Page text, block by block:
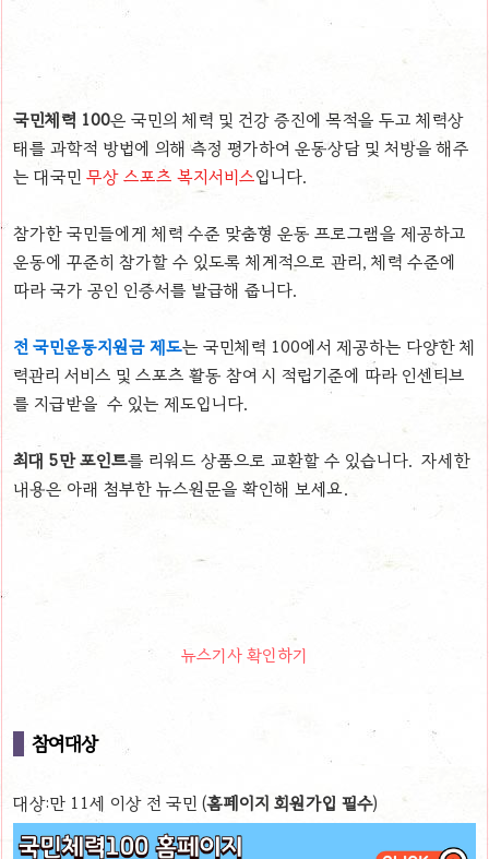
국민체력 100은 국민의 체력 및 건강 증진에 목적을 두고 체력상
태를 과학적 방법에 의해 측정 평가하여 운동상담 및 처방을 해주
는 대국민 무상 스포츠 복지서비스입니다.
참가한 국민들에게 체력 수준 맞춤형 운동 프로그램을 제공하고
운동에 꾸준히 참가할 수 있도록 체계적으로 관리, 체력 수준에
따라 국가 공인 인증서를 발급해 줍니다.
전 국민운동지원금 제도는 국민체력 100에서 제공하는 다양한 체
력관리 서비스 및 스포츠 활동 참여 시 적립기준에 따라 인센티브
를 지급받을 수 있는 제도입니다.
최대 5만 포인트를 리워드 상품으로 교환할 수 있습니다. 자세한
내용은 아래 첨부한 뉴스원문을 확인해 보세요.
뉴스기사 확인하기
참여대상
대상:만 11세 이상 전 국민 (홈페이지 회원가입 필수)